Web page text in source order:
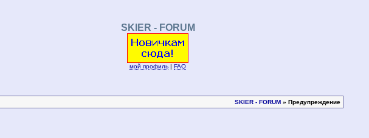
SKIER - FORUM
мой профиль | FAQ
SKIER - FORUM» Предупреждение